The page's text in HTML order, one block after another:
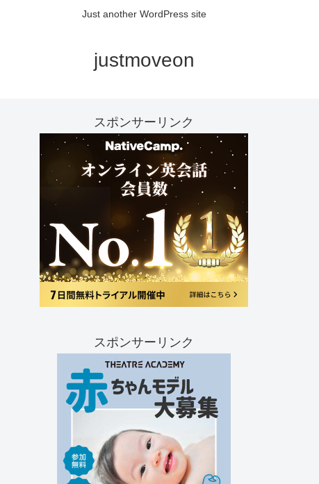
Just another WordPress site
justmoveon
スポンサーリンク
スポンサーリンク